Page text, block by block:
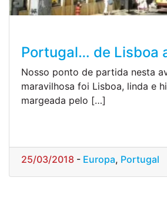
Portugal… de Lisboa
Nosso ponto de partida nesta
maravilhosa foi Lisboa, linda e
margeada pelo […]
25/03/2018 - Europa, Portugal